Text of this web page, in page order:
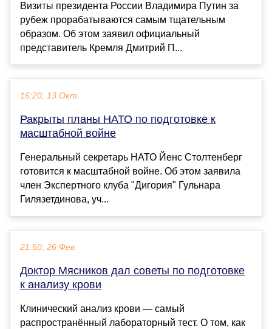
Визиты президента России Владимира Путин за
рубеж прорабатываются самым тщательным
образом. Об этом заявил официальный
представитель Кремля Дмитрий П...
16:20, 13 Окт
Ракрыты планы НАТО по подготовке к
масштабной войне
Генеральный секретарь НАТО Йенс Столтенберг
готовится к масштабной войне. Об этом заявила
член Экспертного клуба "Дигория" Гульнара
Гилязетдинова, уч...
21:50, 26 Фев
Доктор Мясников дал советы по подготовке
к анализу крови
Клинический анализ крови — самый
распространённый лабораторный тест. О том, как